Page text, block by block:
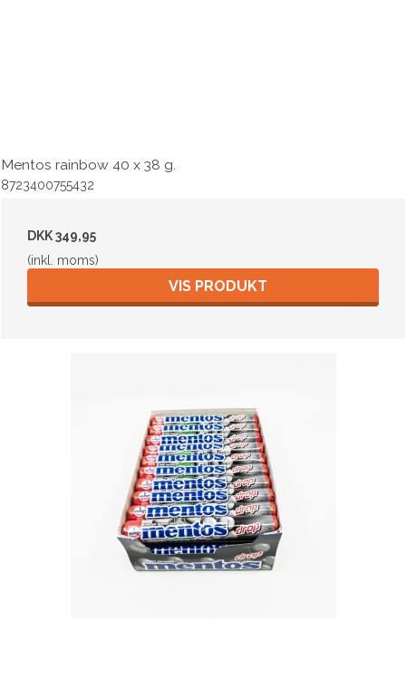
Mentos rainbow 40 x 38 g.
8723400755432
DKK 349,95
(inkl. moms)
VIS PRODUKT